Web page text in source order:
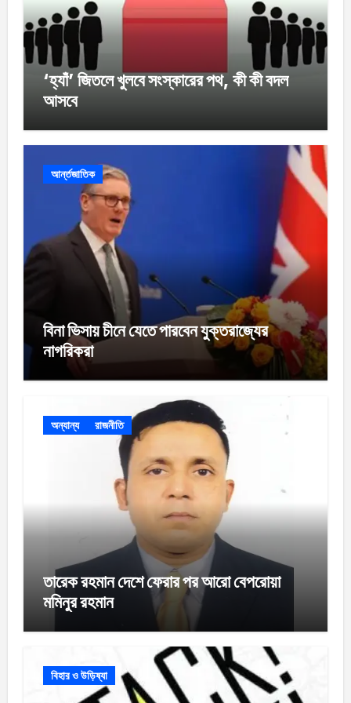
‘হ্যাঁ’ জিতলে খুলবে সংস্কারের পথ, কী কী বদল
আসবে
আর্ন্তজাতিক
বিনা ভিসায় চীনে যেতে পারবেন যুক্তরাজ্যের
নাগরিকরা
অন্যান্য রাজনীতি
তারেক রহমান দেশে ফেরার পর আরো বেপরোয়া
মমিনুর রহমান
বিহার ও উড়িষ্যা